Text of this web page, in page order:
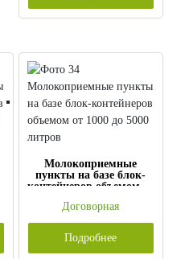
Молокоприемные
пункты на базе блок-
контейнеров объемом от
Договорная
Подробнее